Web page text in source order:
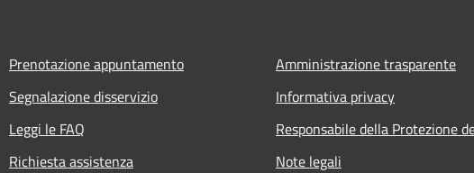
Prenotazione appuntamento
Segnalazione disservizio
Leggi le FAQ
Richiesta assistenza
Amministrazione trasparente
Informativa privacy
Responsabile della Protezione
Note legali